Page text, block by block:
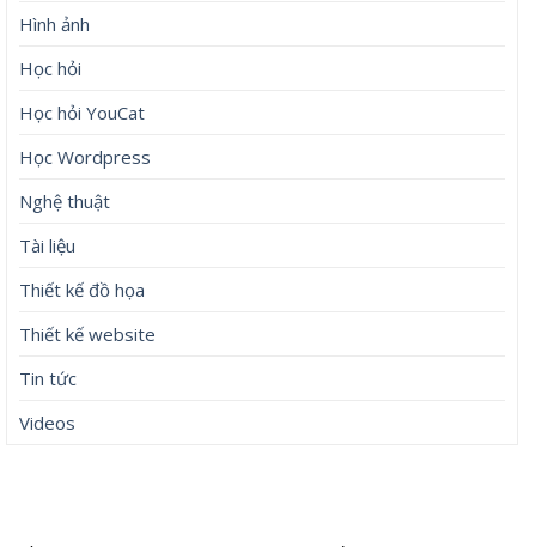
Hình ảnh
Học hỏi
Học hỏi YouCat
Học Wordpress
Nghệ thuật
Tài liệu
Thiết kế đồ họa
Thiết kế website
Tin tức
Videos